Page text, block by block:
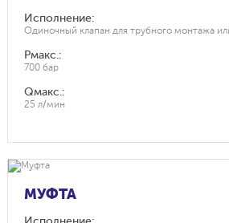
Исполнение:
Одиночный клапан для трубного монтажа
Рмакс.:
700 бар
Qмакс.:
25 л/мин
МУФТА